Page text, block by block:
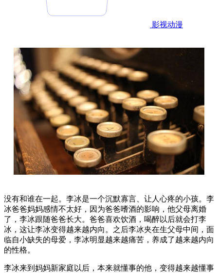
影视动漫
没有和谁在一起。李冰是一个沉默寡言、让人心疼的小孩。李
冰爸爸妈妈感情不太好，因为爸爸嗜酒的影响，他父母离婚
了，李冰跟随爸爸长大。爸爸喜欢饮酒，喝醉以后就会打李
冰，这让李冰变得越来越内向。之后李冰夹在生父母中间，面
临自小缺失的母爱，李冰明显越来越痛苦，养成了越来越内向
的性格。
李冰来到妈妈新家庭以后，本来就懂事的他，变得越来越懂事